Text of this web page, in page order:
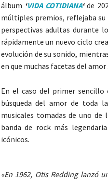
álbum ‘VIDA COTIDIANA‘de
múltiples premios, reflejaba
perspectivas adultas durante
rápidamente un nuevo ciclo
evolución de su sonido,
en que muchas facetas del
En el caso del primer sencillo
búsqueda del amor de toda
musicales tomadas de uno
banda de rock más
icónicos.
«En 1962, Otis Redding lanzó